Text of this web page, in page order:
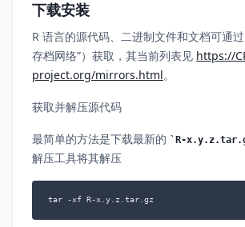
下载安装
R 语言的源代码、二进制文件和文档可通
存档网络”）获取，其当前列表见 https://
project.org/mirrors.html。
获取并解压源代码
最简单的方法是下载最新的 R-
解压工具将其解压
tar -xf R-x.y.z.tar.gz